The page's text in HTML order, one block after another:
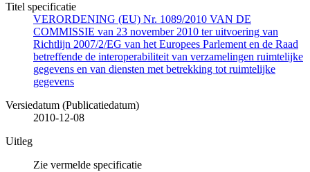
Titel specificatie
VERORDENING (EU) Nr. 1089/2010 VAN DE
COMMISSIE van 23 november 2010 ter uitvoering van
Richtlijn 2007/2/EG van het Europees Parlement en de Raad
betreffende de interoperabiliteit van verzamelingen ruimtelijke
gegevens en van diensten met betrekking tot ruimtelijke
gegevens
Versiedatum (Publicatiedatum)
2010-12-08
Uitleg
Zie vermelde specificatie